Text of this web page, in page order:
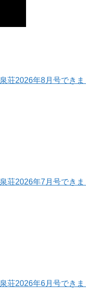
荘2026年8月号でき
荘2026年7月号でき
荘2026年6月号でき